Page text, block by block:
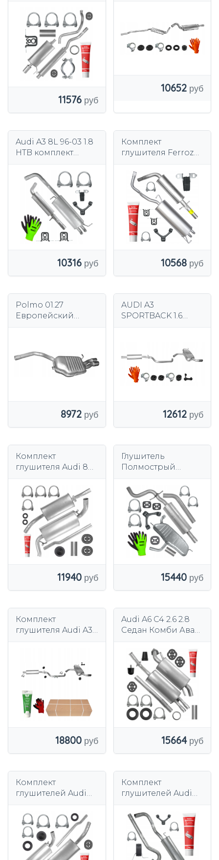
1996 Универсал
Avant Sedan
11576
10652
Audi A3 8L 96-03 1.8
HTB комплект
10316
Комплект
глушителя Ferroz
Golf 4 IV 1.6 10/1997-
06/2004
10568
Polmo 01.27
Европейский
8972
AUDI A3
SPORTBACK 1.6
12612
Комплект
глушителя Audi 80
1.9 86-91 Седан
Кабриолет
11940
Глушитель
Полмострый
Audi A3 8P 1.6 2003-
2013 гг.
15440
Комплект
глушителя Audi A3
18800
Audi A6 C4 2.6 2.8
Седан Комби Авант
глушителя
15664
Комплект
глушителей Audi
TD 1.9 D 1.9 TD седан
кабриолет
Комплект
глушителей Audi
1994-2001 седан
универсал Avant